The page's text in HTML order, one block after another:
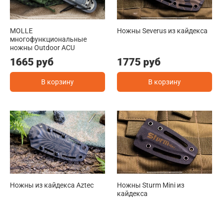
MOLLE
многофункциональные
ножны Outdoor ACU
1665 руб
В корзину
Ножны Severus из кайдекса
1775 руб
В корзину
Ножны из кайдекса Aztec
Ножны Sturm Mini из
кайдекса